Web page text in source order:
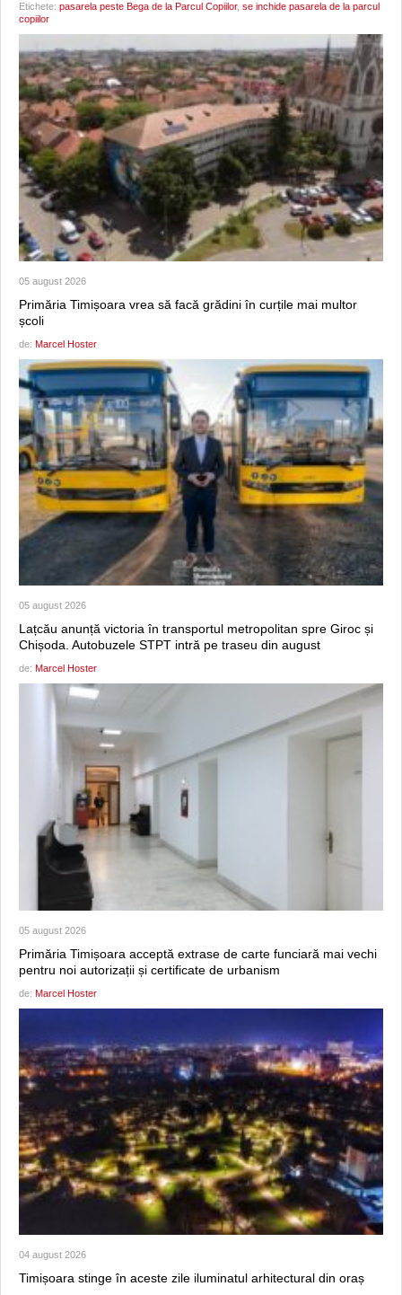
Etichete: pasarela peste Bega de la Parcul Copiilor, se inchide pasarela de la parcul
copiilor
05 august 2026
Primăria Timișoara vrea să facă grădini în curțile mai multor
școli
de: Marcel Hoster
05 august 2026
Lațcău anunță victoria în transportul metropolitan spre Giroc și
Chișoda. Autobuzele STPT intră pe traseu din august
de: Marcel Hoster
05 august 2026
Primăria Timișoara acceptă extrase de carte funciară mai vechi
pentru noi autorizații și certificate de urbanism
de: Marcel Hoster
04 august 2026
Timișoara stinge în aceste zile iluminatul arhitectural din oraș